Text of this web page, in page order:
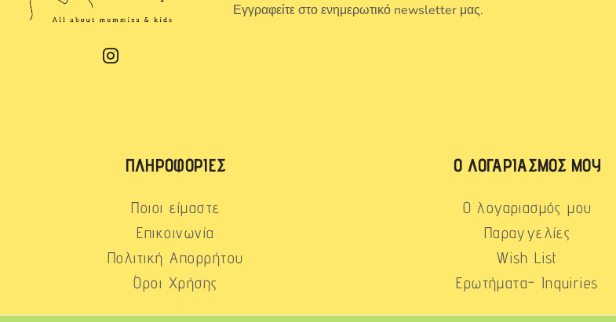
Εγγραφείτε στο ενημερωτικό newsletter μας.
ΠΛΗΡΟΦΟΡΊΕΣ
Ποιοι είμαστε
Επικοινωνία
Πολιτική Απορρήτου
Όροι Χρήσης
Ο ΛΟΓΑΡΙΑΣΜΌΣ ΜΟΥ
Ο λογαριασμός μου
Παραγγελίες
Wish List
Ερωτήματα- Inquiries